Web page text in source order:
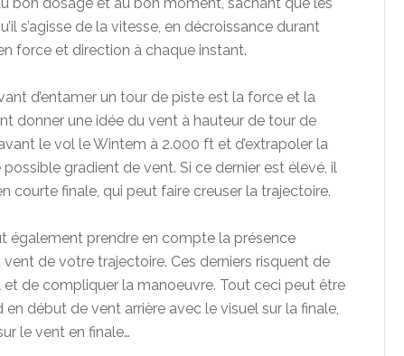
s’agisse de la vitesse, en décroissance durant
force et direction à chaque instant.
d’entamer un tour de piste est la force et la
donner une idée du vent à hauteur de tour de
le vol le Wintem à 2.000 ft et d’extrapoler la
gradient de vent. Si ce dernier est élevé, il
courte finale, qui peut faire creuser la trajectoire.
également prendre en compte la présence
de votre trajectoire. Ces derniers risquent de
de compliquer la manoeuvre. Tout ceci peut être
début de vent arrière avec le visuel sur la finale,
le vent en finale…